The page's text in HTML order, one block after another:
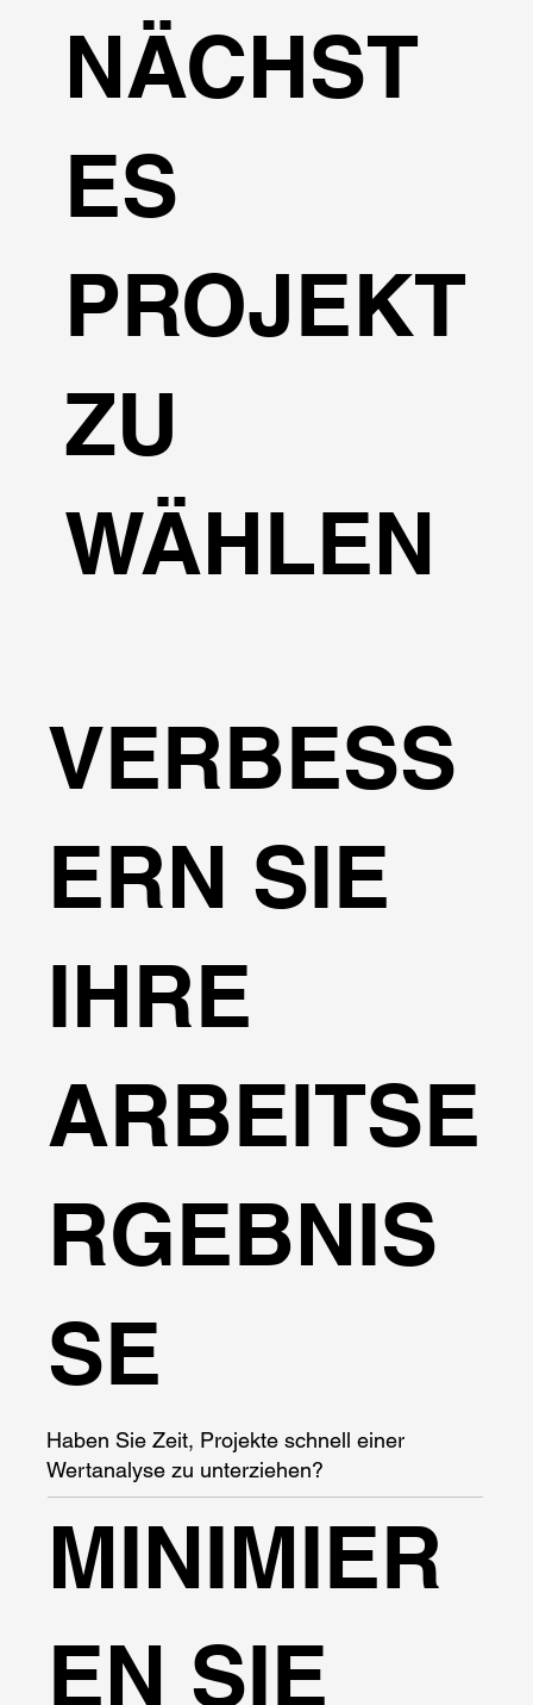
NÄCHST
ES
PROJEKT
ZU
WÄHLEN
VERBESS
ERN SIE
IHRE
ARBEITSE
RGEBNIS
SE
Haben Sie Zeit, Projekte schnell einer
Wertanalyse zu unterziehen?
MINIMIER
EN SIE